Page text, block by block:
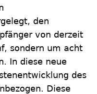
den
von derzeit
sondern um acht
In diese neue
des
Diese